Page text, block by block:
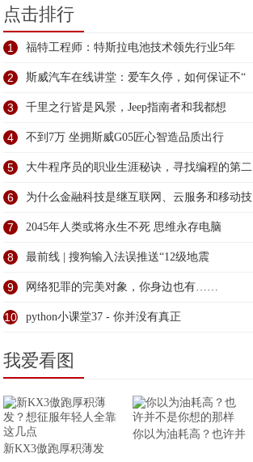
点击排行
1 福特工程师：特斯拉电池技术领先行业5年
2 斯威汽车在线讲堂：爱车久停，如何保证不“
3 千里之行皆是风景，Jeep指南者和我都想
4 不到7万 坐拥斯威G05匠心智造品质出行
5 大牛程序员的职业生涯秘诀，寻找编程的第二
6 为什么金融科技是继互联网、云服务和移动技
7 2045年人类或将永生不死 思维永存电脑
8 最前线 | 搜狗输入法误推送“12级地震
9 网络犯罪的完美对象，你身边也有……
10 python小课堂37 - 你并没有真正
我爱看图
新KX3傲跑厚积薄发
你以为油耗高？也许并